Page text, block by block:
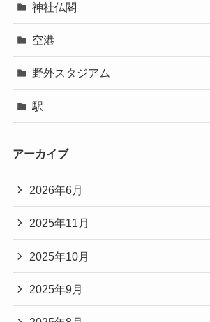
神社仏閣
空港
野外スタジアム
駅
アーカイブ
2026年6月
2025年11月
2025年10月
2025年9月